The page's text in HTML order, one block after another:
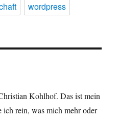
wordpress
Kohlhof. Das ist mein
rein, was mich mehr oder